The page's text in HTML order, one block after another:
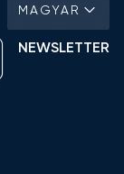
MAGYAR
NEWSLETTER